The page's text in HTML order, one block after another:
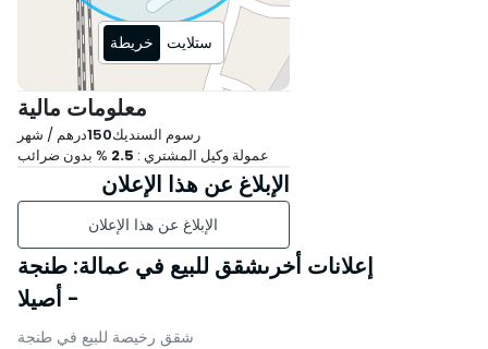
خريطة ستلايت
معلومات مالية
رسوم السنديك150درهم / شهر
عمولة وكيل المشتري : 2.5 % بدون ضرائب
الإبلاغ عن هذا الإعلان
الإبلاغ عن هذا الإعلان
إعلانات أخرىشقق للبيع في عمالة: طنجة
- أصيلا
شقق رخيصة للبيع في طنجة